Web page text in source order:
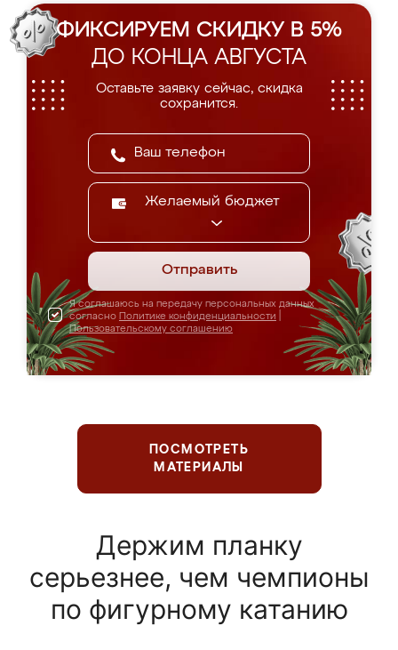
ФИКСИРУЕМ СКИДКУ В 5%
ДО КОНЦА АВГУСТА
Оставьте заявку сейчас, скидка
сохранится.
Желаемый бюджет
Отправить
Я соглашаюсь на передачу персональных данных
согласно Политике конфиденциальности
Пользовательскому соглашению
ПОСМОТРЕТЬ
МАТЕРИАЛЫ
Держим планку
серьезнее, чем чемпионы
по фигурному катанию